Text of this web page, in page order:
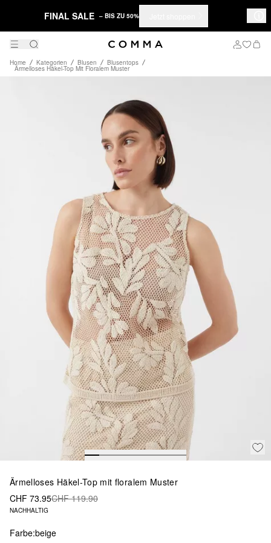
FINAL SALE – BIS ZU 50%
Home Kategorien Blusen Blusentops
Ärmelloses Häkel-Top Mit Floralem Muster
Ärmelloses Häkel-Top mit floralem Muster
CHF 73.95CHF 119.90
NACHHALTIG
Farbe:beige